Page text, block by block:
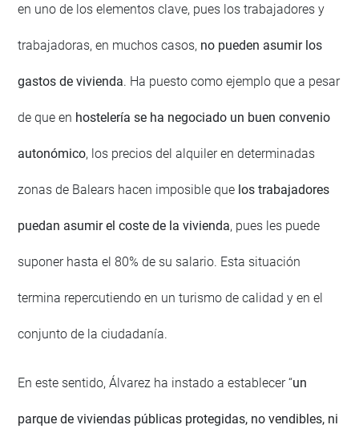
en uno de los elementos clave, pues los trabajadores y
trabajadoras, en muchos casos, no pueden asumir los
gastos de vivienda. Ha puesto como ejemplo que a pesar
de que en hostelería se ha negociado un buen convenio
autonómico, los precios del alquiler en determinadas
zonas de Balears hacen imposible que los trabajadores
puedan asumir el coste de la vivienda, pues les puede
suponer hasta el 80% de su salario. Esta situación
termina repercutiendo en un turismo de calidad y en el
conjunto de la ciudadanía.
En este sentido, Álvarez ha instado a establecer “un
parque de viviendas públicas protegidas, no vendibles, ni